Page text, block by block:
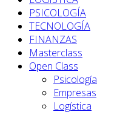
PSICOLOGÍA
TECNOLOGÍA
FINANZAS
Masterclass
Open Class
Psicología
Empresas
Logística